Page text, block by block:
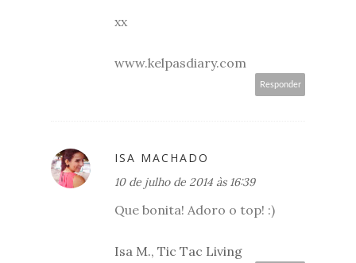
xx
www.kelpasdiary.com
Responder
ISA MACHADO
10 de julho de 2014 às 16:39
Que bonita! Adoro o top! :)
Isa M., Tic Tac Living